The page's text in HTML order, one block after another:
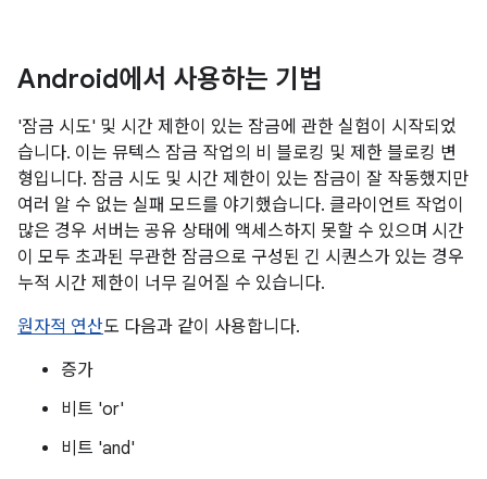
Android에서 사용하는 기법
'잠금 시도' 및 시간 제한이 있는 잠금에 관한 실험이 시작되었
습니다. 이는 뮤텍스 잠금 작업의 비 블로킹 및 제한 블로킹 변
형입니다. 잠금 시도 및 시간 제한이 있는 잠금이 잘 작동했지만
여러 알 수 없는 실패 모드를 야기했습니다. 클라이언트 작업이
많은 경우 서버는 공유 상태에 액세스하지 못할 수 있으며 시간
이 모두 초과된 무관한 잠금으로 구성된 긴 시퀀스가 있는 경우
누적 시간 제한이 너무 길어질 수 있습니다.
원자적 연산도 다음과 같이 사용합니다.
증가
비트 'or'
비트 'and'